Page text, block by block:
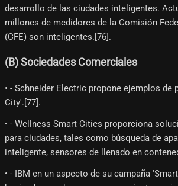
desarrollo de las ciudades inteligentes.
millones de medidores de la Comisión
(CFE) son inteligentes.[76]​.
(B) Sociedades Comerciales
• - Schneider Electric propone ejemplos de
City'.[77]​.
• - Wellness Smart Cities proporciona
para ciudades, tales como búsqueda de
inteligente, sensores de llenado en
• - IBM en un aspecto de su campaña